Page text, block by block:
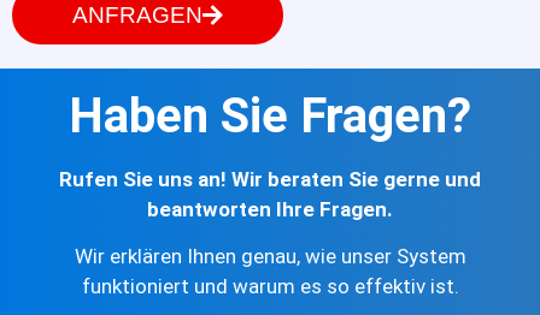
ANFRAGEN
Haben Sie Fragen?
Rufen Sie uns an! Wir beraten Sie gerne und
beantworten Ihre Fragen.
Wir erklären Ihnen genau, wie unser System
funktioniert und warum es so effektiv ist.